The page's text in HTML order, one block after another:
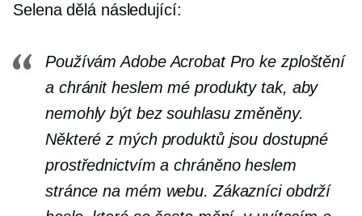
Selena dělá následující:
Používám Adobe Acrobat Pro ke zploštění
a chránit heslem mé produkty tak, aby
nemohly být bez souhlasu změněny.
Některé z mých produktů jsou dostupné
prostřednictvím achráněno heslem
stránce na mém webu. Zákazníci obdrží